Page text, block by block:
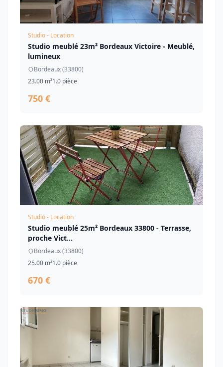
Studio - Location
Studio meublé 23m² Bordeaux Victoire - Meublé,
lumineux
Bordeaux (33800)
23.00 m²1.0 pièce
750 €
Studio - Location
Studio meublé 25m² Bordeaux 33800 - Terrasse,
proche Vict...
Bordeaux (33800)
25.00 m²1.0 pièce
670 €